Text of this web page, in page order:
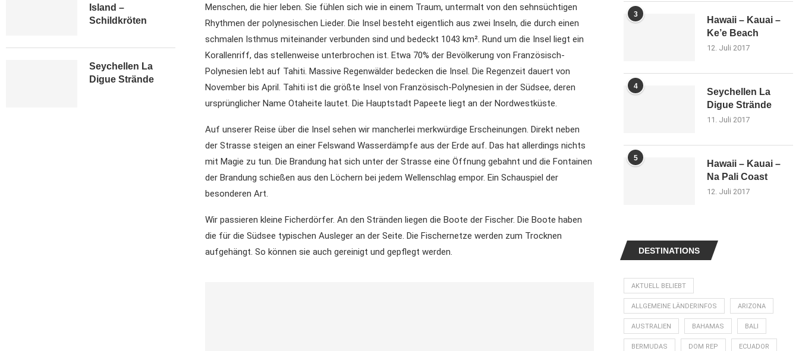
Menschen, die hier leben. Sie fühlen sich wie in einem Traum, untermalt von den sehnsüchtigen
Rhythmen der polynesischen Lieder. Die Insel besteht eigentlich aus zwei Inseln, die durch einen
schmalen Isthmus miteinander verbunden sind und bedeckt 1043 km². Rund um die Insel liegt ein
Korallenriff, das stellenweise unterbrochen ist. Etwa 70% der Bevölkerung von Französisch-
Polynesien lebt auf Tahiti. Massive Regenwälder bedecken die Insel. Die Regenzeit dauert von
November bis April. Tahiti ist die größte Insel von Französisch-Polynesien in der Südsee, deren
ursprünglicher Name Otaheite lautet. Die Hauptstadt Papeete liegt an der Nordwestküste.
Auf unserer Reise über die Insel sehen wir mancherlei merkwürdige Erscheinungen. Direkt neben
der Strasse steigen an einer Felswand Wasserdämpfe aus der Erde auf. Das hat allerdings nichts
mit Magie zu tun. Die Brandung hat sich unter der Strasse eine Öffnung gebahnt und die Fontainen
der Brandung schießen aus den Löchern bei jedem Wellenschlag empor. Ein Schauspiel der
besonderen Art.
Wir passieren kleine Ficherdörfer. An den Stränden liegen die Boote der Fischer. Die Boote haben
die für die Südsee typischen Ausleger an der Seite. Die Fischernetze werden zum Trocknen
aufgehängt. So können sie auch gereinigt und gepflegt werden.
3
Hawaii – Kauai –
Ke’e Beach
12. Juli 2017
4
Seychellen La
Digue Strände
11. Juli 2017
5
Hawaii – Kauai –
Na Pali Coast
12. Juli 2017
DESTINATIONS
AKTUELL BELIEBT
ALLGEMEINE LÄNDERINFOS ARIZONA
AUSTRALIEN BAHAMAS BALI
BERMUDAS DOM REP ECUADOR
Island –
Schildkröten
Seychellen La
Digue Strände